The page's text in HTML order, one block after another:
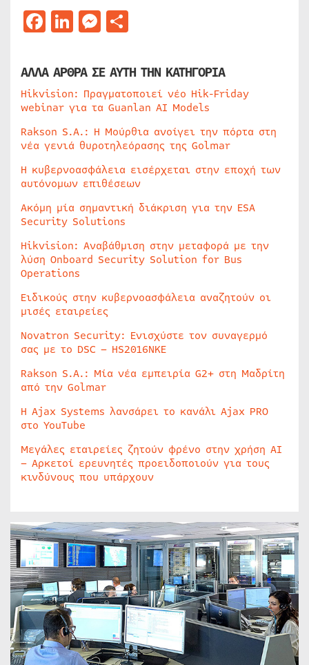
Facebook
LinkedIn
Messenger
ΑΛΛΑ ΑΡΘΡΑ ΣΕ ΑΥΤΗ ΤΗΝ ΚΑΤΗΓΟΡΙΑ
Hikvision: Πραγματοποιεί νέο Hik-Friday
webinar για τα Guanlan AI Models
Rakson S.A.: Η Μούρθια ανοίγει την πόρτα στη
νέα γενιά θυροτηλεόρασης της Golmar
Η κυβερνοασφάλεια εισέρχεται στην εποχή των
αυτόνομων επιθέσεων
Ακόμη μία σημαντική διάκριση για την ESA
Security Solutions
Hikvision: Αναβάθμιση στην μεταφορά με την
λύση Onboard Security Solution for Bus
Operations
Ειδικούς στην κυβερνοασφάλεια αναζητούν οι
μισές εταιρείες
Novatron Security: Ενισχύστε τον συναγερμό
σας με το DSC – HS2016NKE
Rakson S.A.: Μία νέα εμπειρία G2+ στη Μαδρίτη
από την Golmar
Η Ajax Systems λανσάρει το κανάλι Ajax PRO
στο YouTube
Μεγάλες εταιρείες ζητούν φρένο στην χρήση AI
– Αρκετοί ερευνητές προειδοποιούν για τους
κινδύνους που υπάρχουν